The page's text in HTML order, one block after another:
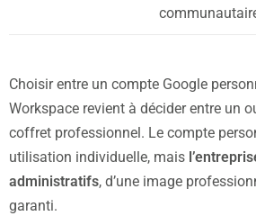
Choisir entre un compte Google
Workspace revient à décider entre un
coffret professionnel. Le compte
utilisation individuelle, mais
administratifs, d’une image
garanti.